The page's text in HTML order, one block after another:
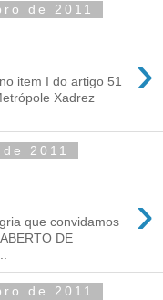
de 2011
›
I do artigo 51
Xadrez
2011
›
que convidamos
DE
de 2011